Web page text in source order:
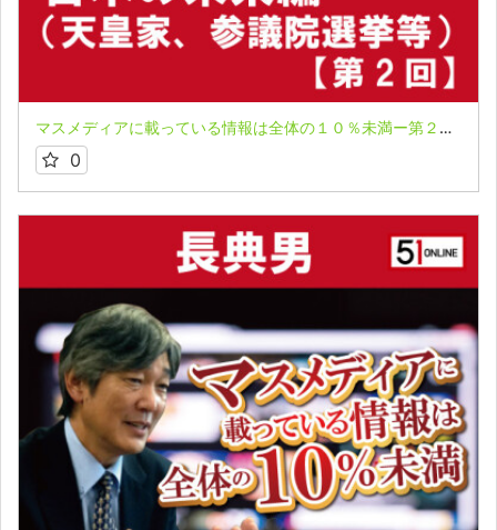
マスメディアに載っている情報は全体の１０％未満ー第２回：日本の未来編（天皇家、参議院選挙等）ー 長典男氏LIVE配信セミナー収録映像
0